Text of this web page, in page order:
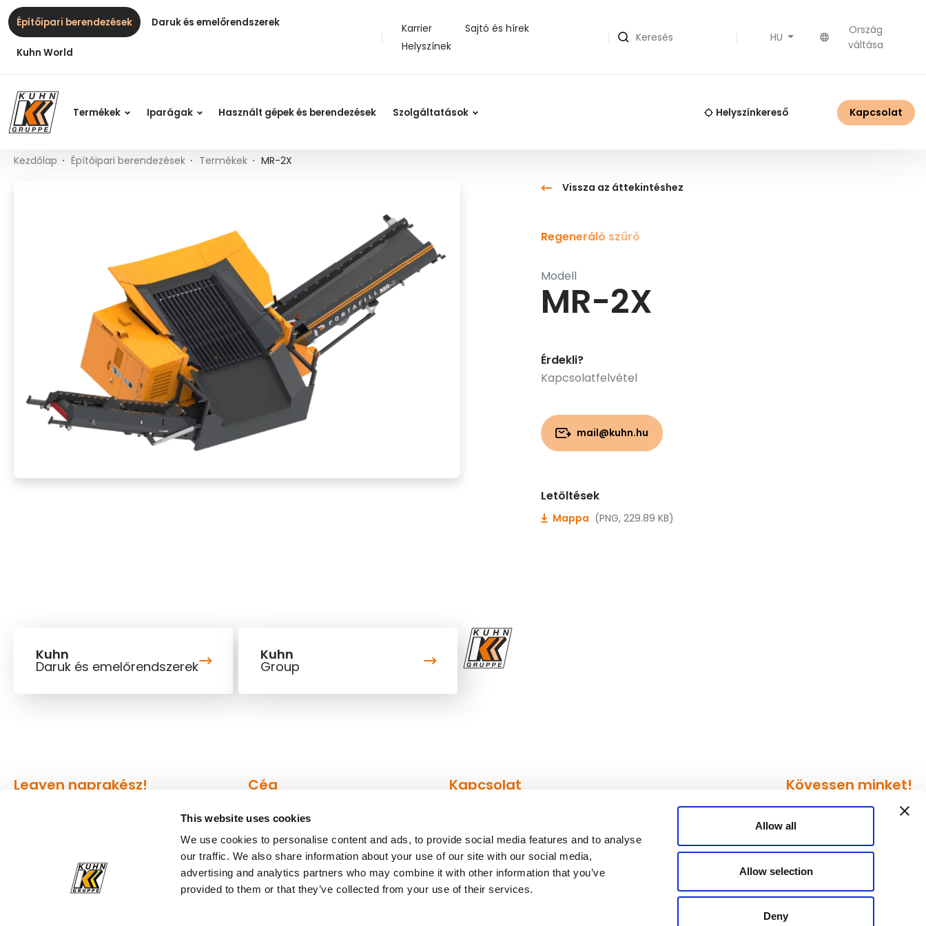
This website uses cookies
We use cookies to personalise content and ads, to provide social media features and to analyse
our traffic. We also share information about your use of our site with our social media,
advertising and analytics partners who may combine it with other information that you’ve
provided to them or that they’ve collected from your use of their services.
Allow all
Allow selection
Deny
Fő tartalom
Tartalomjegyzék
Fő navigáció
Table Of Content
MR-2X
Építőipari berendezések Daruk és emelőrendszerek
Kuhn World
Karrier
Sajtó és hírek
Helyszínek
Keresés HU
Ország
váltása
Termékek Iparágak Használt gépek és berendezések Szolgáltatások Helyszínkereső Kapcsolat
Kezdőlap Építőipari berendezések Termékek
MR-2X
Vissza az áttekintéshez
Regeneráló szűrő
Modell
MR-2X
Érdekli?
Kapcsolatfelvétel
mail@kuhn.hu
Letöltések
Mappa (PNG, 229.89 KB)
Kuhn
Daruk és emelőrendszerek
Kuhn
Group
Legyen naprakész!
Hírlevelünk a legkényelmesebb
módja annak, hogy naprakészen
értesüljön a world of Kuhn
történéseiről.
Cég
A Kuhnról
Helyszínek
Sajtó
Kapcsolat
Kapcsolattartó személyek
Kövessen minket!